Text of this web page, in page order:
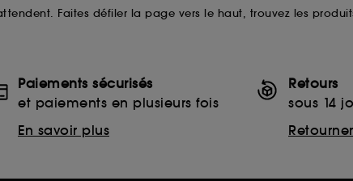
Faites défiler la page vers le haut, trouvez les
Paiements sécurisés
et paiements en plusieurs fois
En savoir plus
Retours
sous 14